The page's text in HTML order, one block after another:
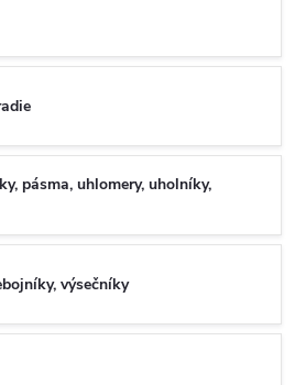
pásma, uhlomery, uholníky,
výsečníky